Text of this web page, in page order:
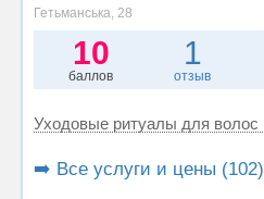
Гетьманська, 28
10
баллов
1
отзыв
Уходовые ритуалы для волос
➡️ Все услуги и цены (102)